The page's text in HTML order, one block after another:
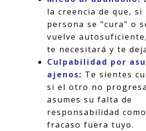
la creencia de que, si
persona se "cura" o
vuelve
te necesitará y te
Culpabilidad por
ajenos: Te sientes
si el otro no
asumes su falta de
responsabilidad
fracaso fuera tuyo.